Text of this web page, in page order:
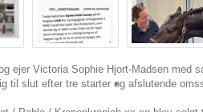
ejer Victoria Sophie Hjort-Madsen med
til slut efter tre starter og afslutende